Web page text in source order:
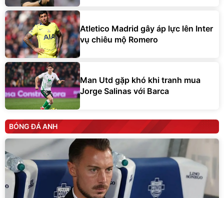
Atletico Madrid gây áp lực lên Inter
vụ chiêu mộ Romero
Man Utd gặp khó khi tranh mua
Jorge Salinas với Barca
BÓNG ĐÁ ANH